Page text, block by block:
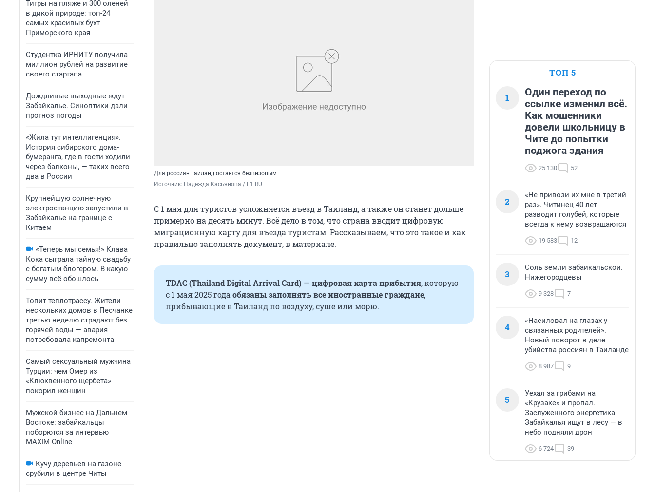
Тигры на пляже и 300 оленей
в дикой природе: топ-24
самых красивых бухт
Приморского края
Студентка ИРНИТУ получила
миллион рублей на развитие
своего стартапа
Дождливые выходные ждут
Забайкалье. Синоптики дали
прогноз погоды
«Жила тут интеллигенция».
История сибирского дома-
бумеранга, где в гости ходили
через балконы, — таких всего
два в России
Крупнейшую солнечную
электростанцию запустили в
Забайкалье на границе с
Китаем
«Теперь мы семья!» Клава
Кока сыграла тайную свадьбу
с богатым блогером. В какую
сумму всё обошлось
Топит теплотрассу. Жители
нескольких домов в Песчанке
третью неделю страдают без
горячей воды — авария
потребовала капремонта
Самый сексуальный мужчина
Турции: чем Омер из
«Клюквенного щербета»
покорил женщин
Мужской бизнес на Дальнем
Востоке: забайкальцы
поборются за интервью
MAXIM Online
Кучу деревьев на газоне
срубили в центре Читы
Для россиян Таиланд остается безвизовым
Источник: Надежда Касьянова / E1.RU
С 1 мая для туристов усложняется въезд в Таиланд, а также он станет дольше
примерно на десять минут. Всё дело в том, что страна вводит цифровую
миграционную карту для въезда туристам. Рассказываем, что это такое и как
правильно заполнять документ, в материале.
TDAC (Thailand Digital Arrival Card) — цифровая карта прибытия, которую
с 1 мая 2025 года обязаны заполнять все иностранные граждане,
прибывающие в Таиланд по воздуху, суше или морю.
ТОП 5
1
Один переход по
ссылке изменил всё.
Как мошенники
довели школьницу в
Чите до попытки
поджога здания
25 130 52
2
«Не привози их мне в третий
раз». Читинец 40 лет
разводит голубей, которые
всегда к нему возвращаются
19 583 12
3
Соль земли забайкальской.
Нижегородцевы
9 328 7
4
«Насиловал на глазах у
связанных родителей».
Новый поворот в деле
убийства россиян в Таиланде
8 987 9
5
Уехал за грибами на
«Крузаке» и пропал.
Заслуженного энергетика
Забайкалья ищут в лесу — в
небо подняли дрон
6 724 39